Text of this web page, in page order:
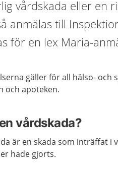
vårdskada eller en
anmälas till
för en lex Maria-
gäller för all hälso- och
och apoteken.
vårdskada?
är en skada som inträffat
hade gjorts.